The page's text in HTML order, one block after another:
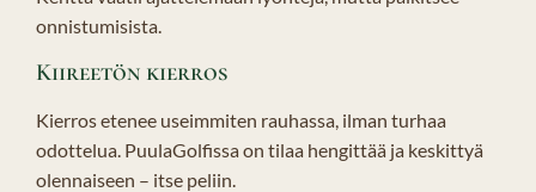
onnistumisista.
Kiireetön kierros
Kierros etenee useimmiten rauhassa, ilman turhaa
odottelua. PuulaGolfissa on tilaa hengittää ja keskittyä
olennaiseen – itse peliin.